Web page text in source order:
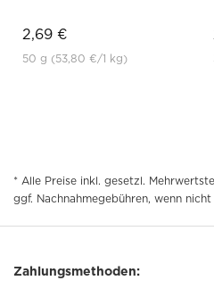
2,69 €
50 g (53,80 €/1 kg)
* Alle Preise inkl. gesetzl.
ggf. Nachnahmegebühren, wenn
Zahlungsmethoden: